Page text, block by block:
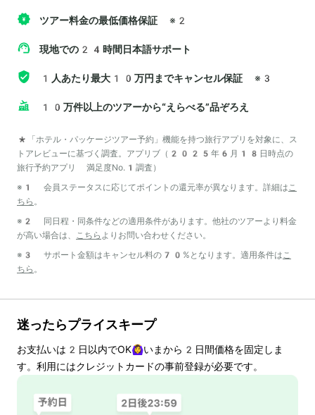
ツアー料金の最低価格保証 ※2
現地での24時間日本語サポート
1人あたり最大10万円までキャンセル保証 ※3
10万件以上のツアーから“えらべる”品ぞろえ
*「ホテル・パッケージツアー予約」機能を持つ旅行アプリを対象に、ス
トアレビューに基づく調査。アプリブ（2025年6月18日時点の
旅行予約アプリ 満足度No.1調査）
※1 会員ステータスに応じてポイントの還元率が異なります。詳細はこ
ちら 。
※2 同日程・同条件などの適用条件があります。他社のツアーより料金
が高い場合は、 こちら よりお問い合わせください。
※3 サポート金額はキャンセル料の70%となります。適用条件はこ
ちら 。
迷ったらプライスキープ
お支払いは 2 日以内でOK🙆‍♀️いまから 2 日間価格を固定しま
す。利用にはクレジットカードの事前登録が必要です。